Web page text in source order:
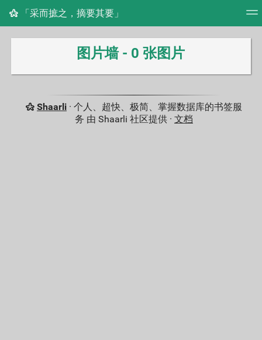
「采而摭之，摘要其要」
标签云 图片墙 每天 RSS 订阅源 登录
图片墙 - 0 张图片
Shaarli· 个人、超快、极简、掌握数据库的书签服
务 由 Shaarli 社区提供 · 文档